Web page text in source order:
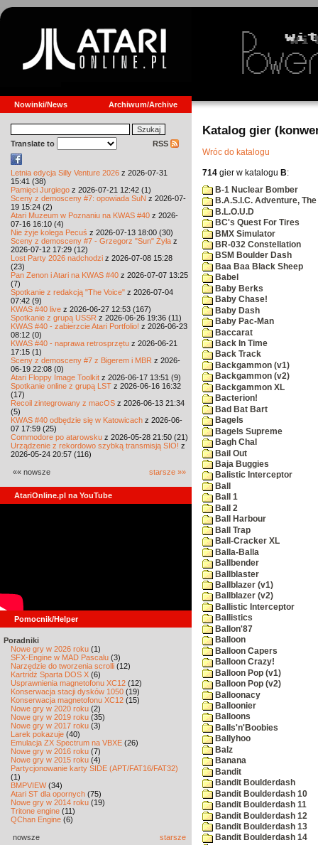
Nowinki/News Archiwum/Archive
Translate to RSS
Letnia edycja Silly Venture 2026 z 2026-07-31
15:41 (38)
Pamięci Jurgiego z 2026-07-21 12:42 (1)
Sceny z demosceny #7: opowiada SuN z 2026-07-
19 15:24 (2)
Atari Muzeum w Poznaniu na KWAS #40 z 2026-
07-16 16:10 (4)
Nie żyje kolega Pecuś z 2026-07-13 18:00 (30)
Sceny z demosceny #7 - Grzegorz "Sun" Żyła z
2026-07-12 17:29 (12)
Lost Party 2026 nadchodzi z 2026-07-08 15:28
(23)
Pan Zenon i Atari na KWAS #40 z 2026-07-07 13:25
(7)
Spotkanie z redakcją "The Voice" z 2026-07-04
07:42 (9)
KWAS #40 live z 2026-06-27 12:53 (167)
Spotkanie z grupą USSR z 2026-06-26 19:36 (11)
KWAS #40 - zabierzcie Atari Portfolio! z 2026-06-23
08:12 (0)
KWAS #40 - naprawa retrosprzętu z 2026-06-21
17:15 (1)
Sceny z demosceny #7 z Bigerem i MBR z 2026-
06-19 22:08 (0)
Atari Floppy Image Toolkit z 2026-06-17 13:51 (9)
Spotkanie online z grupą LST z 2026-06-16 16:32
(17)
Recoil zintegrowany z macOS z 2026-06-13 21:34
(5)
KWAS #40 odbędzie się w Katowicach z 2026-06-
07 17:59 (25)
Commodore po atarowsku z 2026-05-28 21:50 (21)
Urządzenie z rekordowo szybką transmisją SIO! z
2026-05-24 20:57 (116)
«« nowsze starsze »»
AtariOnline.pl na YouTube
Pomocnik/Helper
Poradniki
Nowe gry w 2026 roku (1)
SFX-Engine w MAD Pascalu (3)
Narzędzie do tworzenia scrolli (12)
Kartridż Sparta DOS X (6)
Usprawnienia magnetofonu XC12 (12)
Konserwacja stacji dysków 1050 (19)
Konserwacja magnetofonu XC12 (15)
Nowe gry w 2020 roku (2)
Nowe gry w 2019 roku (35)
Nowe gry w 2017 roku (3)
Larek pokazuje (40)
Emulacja ZX Spectrum na VBXE (26)
Nowe gry w 2016 roku (7)
Nowe gry w 2015 roku (4)
Partycjonowanie karty SIDE (APT/FAT16/FAT32)
(1)
BMPVIEW(34)
Atari ST dla opornych (75)
Nowe gry w 2014 roku (19)
Tritone engine (11)
QChan Engine (6)
nowsze starsze
Katalog gier
Wróc do katalogu
714 gier w katalogu B:
B-1 Nuclear Bomber
B.A.S.I.C. Adventure, The
B.L.O.U.D
BC's Quest For Tires
BMX Simulator
BR-032 Constellation
BSM Boulder Dash
Baa Baa Black Sheep
Babel
Baby Berks
Baby Chase!
Baby Dash
Baby Pac-Man
Baccarat
Back In Time
Back Track
Backgammon (v1)
Backgammon (v2)
Backgammon XL
Bacterion!
Bad Bat Bart
Bagels
Bagels Supreme
Bagh Chal
Bail Out
Baja Buggies
Balistic Interceptor
Ball
Ball 1
Ball 2
Ball Harbour
Ball Trap
Ball-Cracker XL
Balla-Balla
Ballbender
Ballblaster
Ballblazer (v1)
Ballblazer (v2)
Ballistic Interceptor
Ballistics
Ballon'87
Balloon
Balloon Capers
Balloon Crazy!
Balloon Pop (v1)
Balloon Pop (v2)
Balloonacy
Balloonier
Balloons
Balls'n'Boobies
Ballyhoo
Balz
Banana
Bandit
Bandit Boulderdash
Bandit Boulderdash 10
Bandit Boulderdash 11
Bandit Boulderdash 12
Bandit Boulderdash 13
Bandit Boulderdash 14